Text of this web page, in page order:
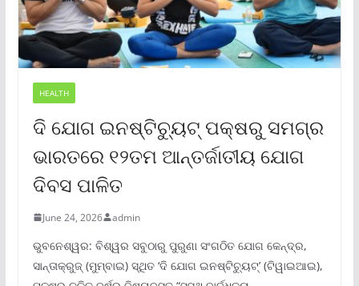
HEALTH
ଦି ଯୋଗ ଇନଷ୍ଟିଚ୍ୟୁଟ୍ ପକ୍ଷରୁ ସମଗ୍ର
ଭାରତରେ ୧୨ତମ ଆନ୍ତର୍ଜାତୀୟ ଯୋଗ
ଦିବସ ପାଳିତ
June 24, 2026 admin
ଭୁବନେଶ୍ୱର: ବିଶ୍ୱର ସବୁଠାରୁ ପୁରୁଣା ସଂଗଠିତ ଯୋଗ କେନ୍ଦ୍ର,
ସାନ୍ତାକ୍ରୁଜ୍ (ମୁମ୍ବାଇ) ସ୍ଥିତ ‘ଦି ଯୋଗ ଇନଷ୍ଟିଚ୍ୟୁଟ୍‌’ (ଟିୱାଇଆଇ),